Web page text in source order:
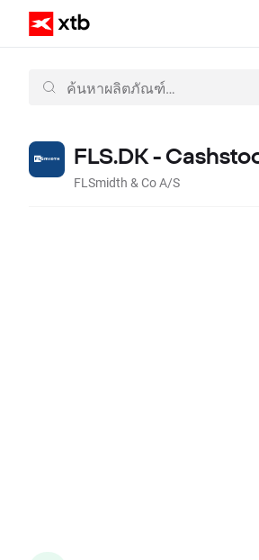
FLS.DK -
FLSmidth & Co A/S